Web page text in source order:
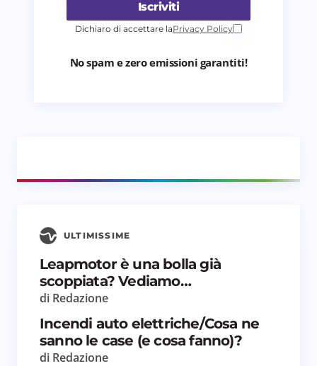
Iscriviti
Dichiaro di accettare laPrivacy Policy
No spam e zero emissioni garantiti!
ULTIMISSIME
Leapmotor è una bolla già
scoppiata? Vediamo…
di Redazione
Incendi auto elettriche/Cosa ne
sanno le case (e cosa fanno)?
di Redazione